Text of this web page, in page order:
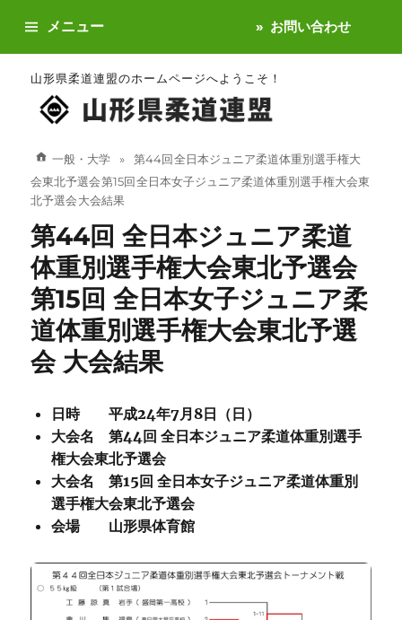
山形県柔道連盟のホームページへようこそ！
メニュー お問い合わせ
一般・大学
第44回 全日本ジュニア柔道体重別選手権大
会東北予選会 第15回 全日本女子ジュニア柔道体重別選手権大会東
北予選会 大会結果
第44回 全日本ジュニア柔道
体重別選手権大会東北予選会
第15回 全日本女子ジュニア柔
道体重別選手権大会東北予選
会 大会結果
日時 平成24年7月8日（日）
大会名 第44回 全日本ジュニア柔道体重別選手
権大会東北予選会
大会名 第15回 全日本女子ジュニア柔道体重別
選手権大会東北予選会
会場 山形県体育館